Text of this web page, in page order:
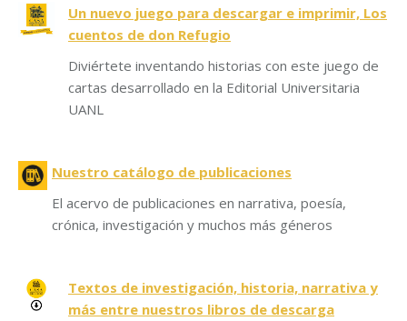
Un nuevo juego para descargar e imprimir, Los
cuentos de don Refugio
Diviértete inventando historias con este juego de
cartas desarrollado en la Editorial Universitaria
UANL
Nuestro catálogo de publicaciones
El acervo de publicaciones en narrativa, poesía,
crónica, investigación y muchos más géneros
Textos de investigación, historia, narrativa y
más entre nuestros libros de descarga